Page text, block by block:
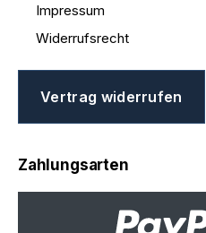
Impressum
Widerrufsrecht
Vertrag widerrufen
Zahlungsarten